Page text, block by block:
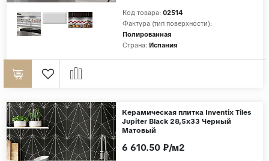
Код товара: 02514
Фактура (тип поверхности):
Полированная
Страна: Испания
Керамическая плитка Inventix Tiles
Jupiter Black 28,5x33 Черный
Матовый
6 610.50 ₽/м2